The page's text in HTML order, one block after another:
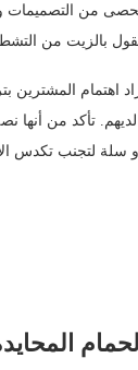
من التصميمات
بالزيت من
اهتمام المشترين
تأكد من أنها
سلة لتجنب تكدس